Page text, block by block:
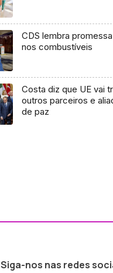
CDS lembra
nos combustíveis
Costa diz que UE vai
outros parceiros e
de paz
Siga-nos nas redes